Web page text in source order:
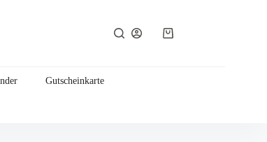
Warenkorb
Gutscheinkarte